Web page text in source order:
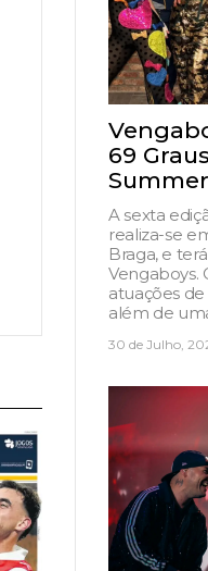
69
A sexta
realiza-se
Braga, e
Vengaboys.
atuações de
além de
30 de Julho,